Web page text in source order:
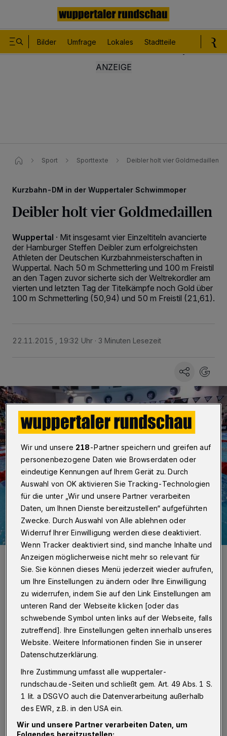
Bilder Umfrage Lokales Stadtteile
Sport Sporttexte Deibler holt vier Goldmedaillen
Kurzbahn-DM in der Wuppertaler Schwimmoper
Deibler holt vier Goldmedaillen
Wuppertal · Mit insgesamt vier Einzeltiteln avancierte
der Hamburger Steffen Deibler zum erfolgreichsten
Athleten der Deutschen Kurzbahnmeisterschaften in
Wuppertal. Nach 50 m Schmetterling und 100 m Freistil
an den Tagen zuvor sicherte sich der Weltrekordler am
vierten und letzten Tag der Titelkämpfe noch Gold über
100 m Schmetterling (50,94) und 50 m Freistil (21,61).
22.11.2015 , 19:32 Uhr 3 Minuten Lesezeit
Marco Koch stellte einen Rekord über 400 Meter Lagen auf.
Foto: Dirk Freund
Von Dsv
F ür den 28-jährigen Weltrekordler waren
es die nationalen Titel Nummer 44 und
45. "Jetzt bin ich platt. Ich habe im Vorfeld
viel gearbeitet und bin auf dem richtigen Weg
in dieser Saison."
Wir und unsere 218-Partner speichern und greifen auf
personenbezogene Daten wie Browserdaten oder
eindeutige Kennungen auf Ihrem Gerät zu. Durch
Auswahl von OK aktivieren Sie Tracking-Technologien
für die unter „Wir und unsere Partner verarbeiten
Daten, um Ihnen Dienste bereitzustellen“ aufgeführten
Zwecke. Durch Auswahl von Alle ablehnen oder
Widerruf Ihrer Einwilligung werden diese deaktiviert.
Wenn Tracker deaktiviert sind, sind manche Inhalte und
Anzeigen möglicherweise nicht mehr so relevant für
Sie. Sie können dieses Menü jederzeit wieder aufrufen,
um Ihre Einstellungen zu ändern oder Ihre Einwilligung
zu widerrufen, indem Sie auf den Link Einstellungen am
unteren Rand der Webseite klicken [oder das
schwebende Symbol unten links auf der Webseite, falls
zutreffend]. Ihre Einstellungen gelten innerhalb unseres
Website. Weitere Informationen finden Sie in unserer
Datenschutzerklärung.
Ihre Zustimmung umfasst alle wuppertaler-
rundschau.de-Seiten und schließt gem. Art. 49 Abs. 1 S.
1 lit. a DSGVO auch die Datenverarbeitung außerhalb
des EWR, z.B. in den USA ein.
Wir und unsere Partner verarbeiten Daten, um
Folgendes bereitzustellen: